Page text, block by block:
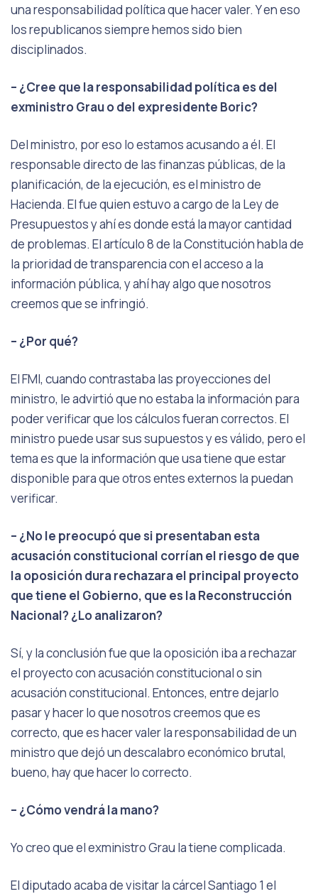
una responsabilidad política que hacer valer. Y en eso
los republicanos siempre hemos sido bien
disciplinados.
– ¿Cree que la responsabilidad política es del
exministro Grau o del expresidente Boric?
Del ministro, por eso lo estamos acusando a él. El
responsable directo de las finanzas públicas, de la
planificación, de la ejecución, es el ministro de
Hacienda. El fue quien estuvo a cargo de la Ley de
Presupuestos y ahí es donde está la mayor cantidad
de problemas. El artículo 8 de la Constitución habla de
la prioridad de transparencia con el acceso a la
información pública, y ahí hay algo que nosotros
creemos que se infringió.
– ¿Por qué?
El FMI, cuando contrastaba las proyecciones del
ministro, le advirtió que no estaba la información para
poder verificar que los cálculos fueran correctos. El
ministro puede usar sus supuestos y es válido, pero el
tema es que la información que usa tiene que estar
disponible para que otros entes externos la puedan
verificar.
– ¿No le preocupó que si presentaban esta
acusación constitucional corrían el riesgo de que
la oposición dura rechazara el principal proyecto
que tiene el Gobierno, que es la Reconstrucción
Nacional? ¿Lo analizaron?
Sí, y la conclusión fue que la oposición iba a rechazar
el proyecto con acusación constitucional o sin
acusación constitucional. Entonces, entre dejarlo
pasar y hacer lo que nosotros creemos que es
correcto, que es hacer valer la responsabilidad de un
ministro que dejó un descalabro económico brutal,
bueno, hay que hacer lo correcto.
– ¿Cómo vendrá la mano?
Yo creo que el exministro Grau la tiene complicada.
El diputado acaba de visitar la cárcel Santiago 1 el